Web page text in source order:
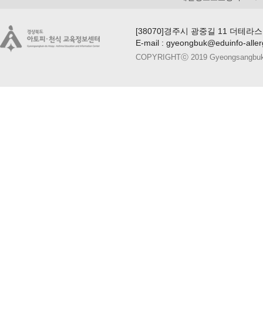
[38070]경주시 광중길 11 더테라
E-mail : gyeongbuk@eduinfo-
COPYRIGHTⓒ 2019